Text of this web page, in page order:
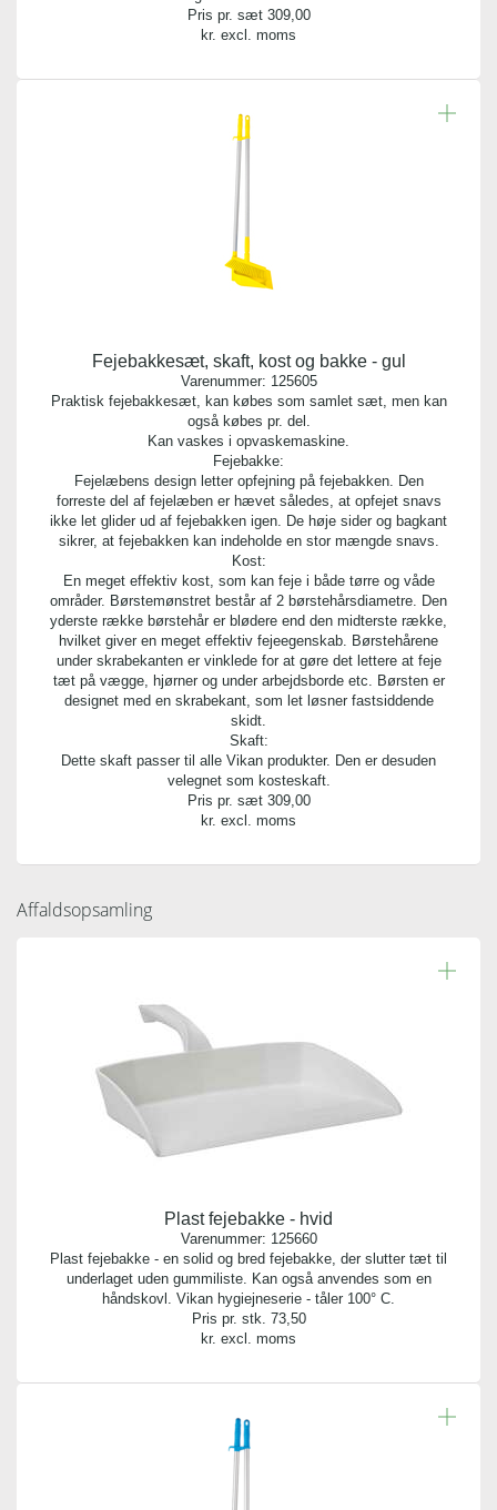
Pris pr. sæt 309,00
kr. excl. moms
Fejebakkesæt, skaft, kost og bakke - gul
Varenummer: 125605
Praktisk fejebakkesæt, kan købes som samlet sæt, men kan
også købes pr. del.
Kan vaskes i opvaskemaskine.
Fejebakke:
Fejelæbens design letter opfejning på fejebakken. Den
forreste del af fejelæben er hævet således, at opfejet snavs
ikke let glider ud af fejebakken igen. De høje sider og bagkant
sikrer, at fejebakken kan indeholde en stor mængde snavs.
Kost:
En meget effektiv kost, som kan feje i både tørre og våde
områder. Børstemønstret består af 2 børstehårsdiametre. Den
yderste række børstehår er blødere end den midterste række,
hvilket giver en meget effektiv fejeegenskab. Børstehårene
under skrabekanten er vinklede for at gøre det lettere at feje
tæt på vægge, hjørner og under arbejdsborde etc. Børsten er
designet med en skrabekant, som let løsner fastsiddende
skidt.
Skaft:
Dette skaft passer til alle Vikan produkter. Den er desuden
velegnet som kosteskaft.
Pris pr. sæt 309,00
kr. excl. moms
Affaldsopsamling
Plast fejebakke - hvid
Varenummer: 125660
Plast fejebakke - en solid og bred fejebakke, der slutter tæt til
underlaget uden gummiliste. Kan også anvendes som en
håndskovl. Vikan hygiejneserie - tåler 100° C.
Pris pr. stk. 73,50
kr. excl. moms